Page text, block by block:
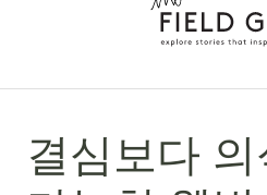
결심보다